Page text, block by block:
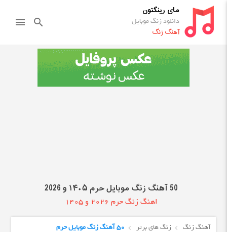
مای رینگتون
دانلود زنگ موبایل
آهنگ زنگ
search
menu
50 آهنگ زنگ موبایل حرم ۱۴۰۵ و 2026
اهنگ زنگ حرم 2026 و 1405
آهنگ زنگ زنگ های برتر 50 آهنگ زنگ موبایل حرم